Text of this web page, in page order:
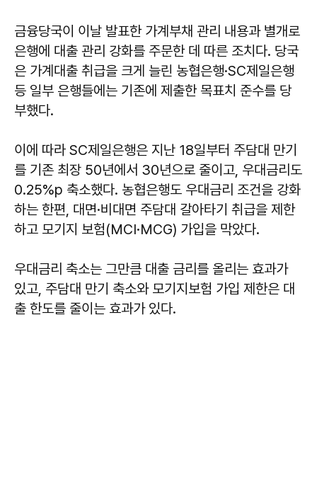
금융당국이 이날 발표한 가계부채 관리 내용과 별개로
은행에 대출 관리 강화를 주문한 데 따른 조치다. 당국
은 가계대출 취급을 크게 늘린 농협은행·SC제일은행
등 일부 은행들에는 기존에 제출한 목표치 준수를 당
부했다.
이에 따라 SC제일은행은 지난 18일부터 주담대 만기
를 기존 최장 50년에서 30년으로 줄이고, 우대금리도
0.25%p 축소했다. 농협은행도 우대금리 조건을 강화
하는 한편, 대면·비대면 주담대 갈아타기 취급을 제한
하고 모기지 보험(MCI·MCG) 가입을 막았다.
우대금리 축소는 그만큼 대출 금리를 올리는 효과가
있고, 주담대 만기 축소와 모기지보험 가입 제한은 대
출 한도를 줄이는 효과가 있다.